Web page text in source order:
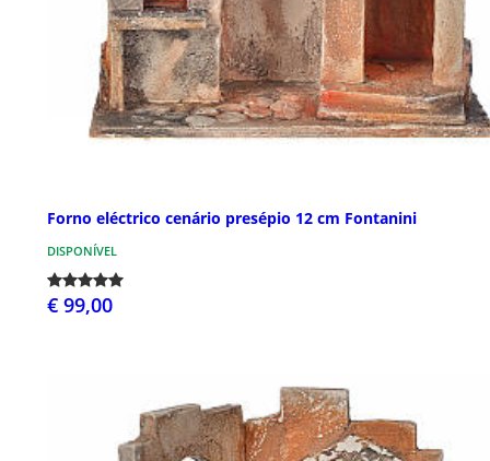
Forno eléctrico cenário presépio 12 cm Fontanini
DISPONÍVEL
€ 99,00